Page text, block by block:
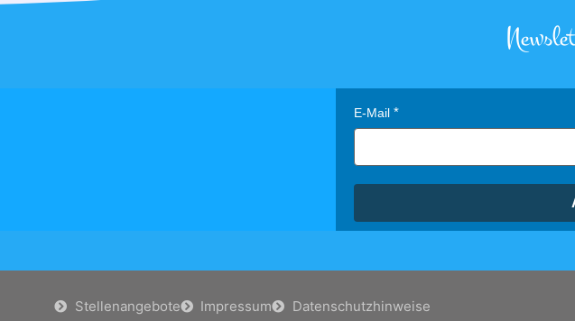
E-Mail
Stellenangebote Impressum Datenschutzhinweise